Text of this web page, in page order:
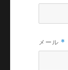
メール *